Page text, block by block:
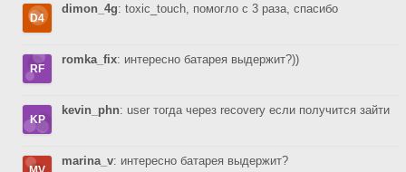
dimon_4g: toxic_touch, помогло с 3 раза, спасибо
romka_fix: интересно батарея выдержит?))
kevin_phn: user тогда через recovery если получится зайти
marina_v: интересно батарея выдержит?